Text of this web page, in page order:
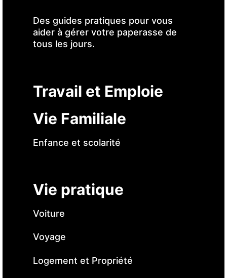
Des guides pratiques pour vous
aider à gérer votre paperasse de
tous les jours.
Travail et Emploie
Vie Familiale
Enfance et scolarité
Vie pratique
Voiture
Voyage
Logement et Propriété